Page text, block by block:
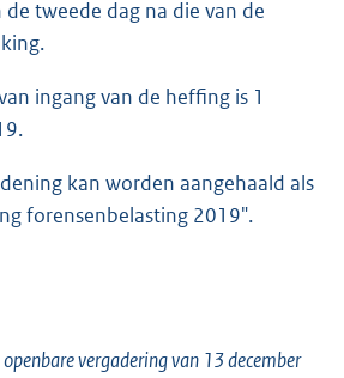
de tweede dag na die van de
ingang van de heffing is 1
kan worden aangehaald als
forensenbelasting 2019".
vergadering van 13 december